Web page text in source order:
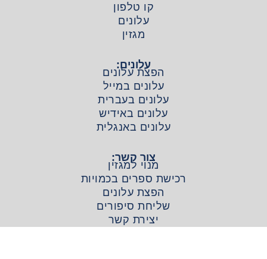
קו טלפון
עלונים
מגזין
עלונים:
הפצת עלונים
עלונים במייל
עלונים בעברית
עלונים באידיש
עלונים באנגלית
צור קשר:
מנוי למגזין
רכישת ספרים בכמויות
הפצת עלונים
שליחת סיפורים
יצירת קשר